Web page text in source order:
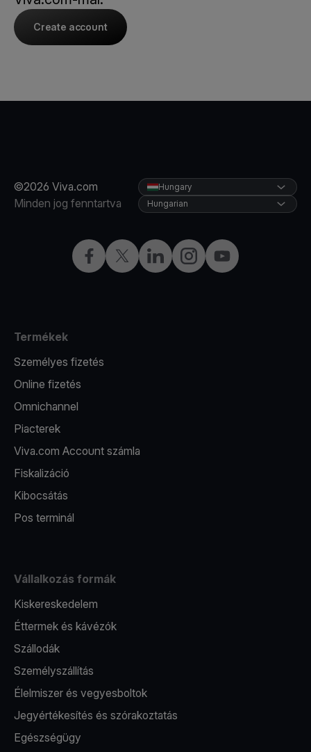
Create account
©2026 Viva.com
Minden jog fenntartva
FacebookTwitterLinkedInInstagramYouTube
Hungary
Hungarian
Termékek
Személyes fizetés
Online fizetés
Omnichannel
Piacterek
Viva.com Account számla
Fiskalizáció
Kibocsátás
Pos terminál
Vállalkozás formák
Kiskereskedelem
Éttermek és kávézók
Szállodák
Személyszállítás
Élelmiszer és vegyesboltok
Jegyértékesítés és szórakoztatás
Egészségügy